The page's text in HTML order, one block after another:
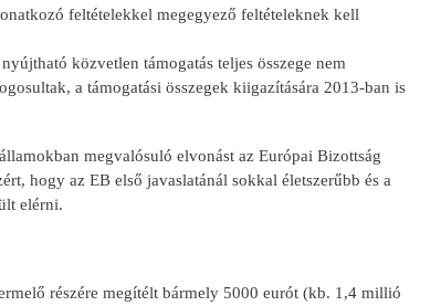
feltételekkel megegyező feltételeknek kell
közvetlen támogatás teljes összege nem
a támogatási összegek kiigazítására 2013-ban is
megvalósuló elvonást az Európai Bizottság
hogy az EB első javaslatánál sokkal életszerűbb és a
elérni.
részére megítélt bármely 5000 eurót (kb. 1,4 millió